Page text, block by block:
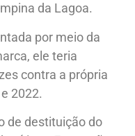
da Lagoa.
por meio da
ele teria
contra a própria
2022.
de destituição do